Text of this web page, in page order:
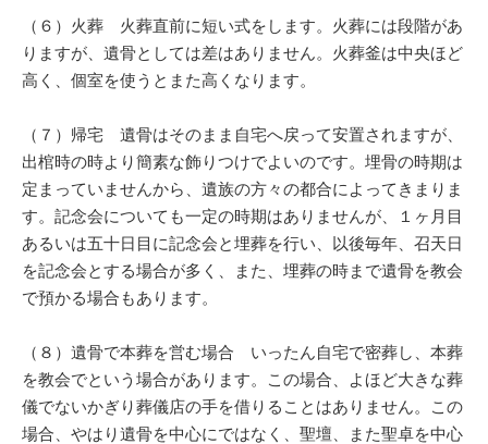
（６）火葬 火葬直前に短い式をします。火葬には段階があ
りますが、遺骨としては差はありません。火葬釜は中央ほど
高く、個室を使うとまた高くなります。
（７）帰宅 遺骨はそのまま自宅へ戻って安置されますが、
出棺時の時より簡素な飾りつけでよいのです。埋骨の時期は
定まっていませんから、遺族の方々の都合によってきまりま
す。記念会についても一定の時期はありませんが、１ヶ月目
あるいは五十日目に記念会と埋葬を行い、以後毎年、召天日
を記念会とする場合が多く、また、埋葬の時まで遺骨を教会
で預かる場合もあります。
（８）遺骨で本葬を営む場合 いったん自宅で密葬し、本葬
を教会でという場合があります。この場合、よほど大きな葬
儀でないかぎり葬儀店の手を借りることはありません。この
場合、やはり遺骨を中心にではなく、聖壇、また聖卓を中心